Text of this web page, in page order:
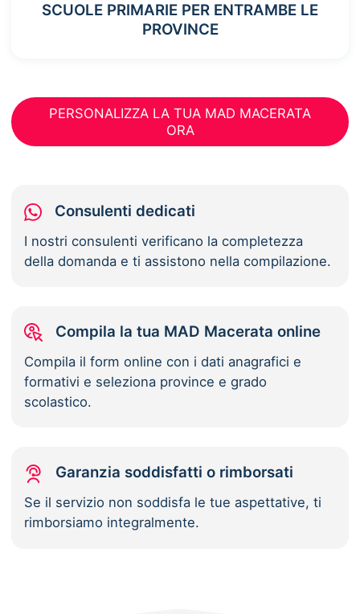
SCUOLE PRIMARIE PER ENTRAMBE LE
PROVINCE
PERSONALIZZA LA TUA MAD MACERATA
ORA
Consulenti dedicati
I nostri consulenti verificano la completezza
della domanda e ti assistono nella compilazione.
Compila la tua MAD Macerata online
Compila il form online con i dati anagrafici e
formativi e seleziona province e grado
scolastico.
Garanzia soddisfatti o rimborsati
Se il servizio non soddisfa le tue aspettative, ti
rimborsiamo integralmente.